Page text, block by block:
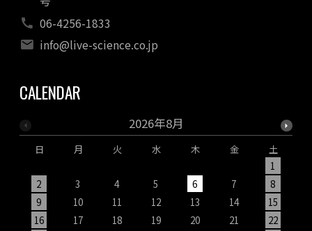
06-4256-1833
info@live-science.co.jp
CALENDAR
2026年8月
日 月 火 水 木 金
土
1
2
3 4 5 6 7
8
9
10 11 12 13 14
15
16
17 18 19 20 21 22